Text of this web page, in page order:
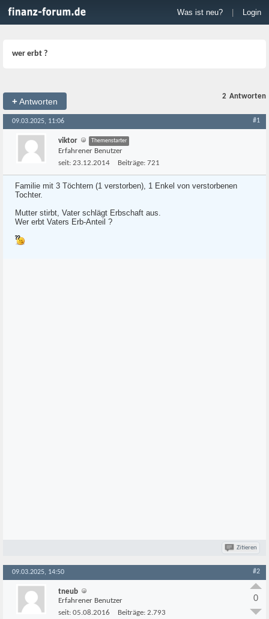
Was ist neu? Login
wer erbt ?
+Antworten
2 Antworten
09.03.2025, 11:06 #1
viktor Themenstarter
Erfahrener Benutzer
seit: 23.12.2014 Beiträge: 721
Familie mit 3 Töchtern (1 verstorben), 1 Enkel von verstorbenen
Tochter.
Mutter stirbt, Vater schlägt Erbschaft aus.
Wer erbt Vaters Erb-Anteil ?
Zitieren
09.03.2025, 14:50 #2
tneub
Erfahrener Benutzer
seit: 05.08.2016 Beiträge: 2.793
0